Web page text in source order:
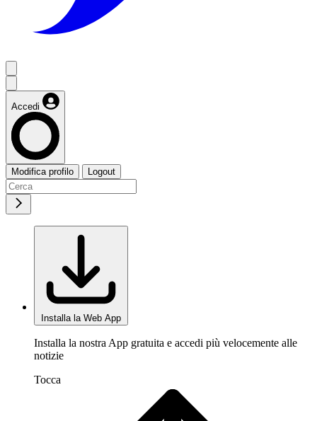
Accedi
Modifica profilo Logout
Installa la Web App
Installa la nostra App gratuita e accedi più velocemente alle
notizie
Tocca